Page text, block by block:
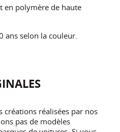
en polymère de haute
ans selon la couleur.
créations réalisées par nos
pas de modèles